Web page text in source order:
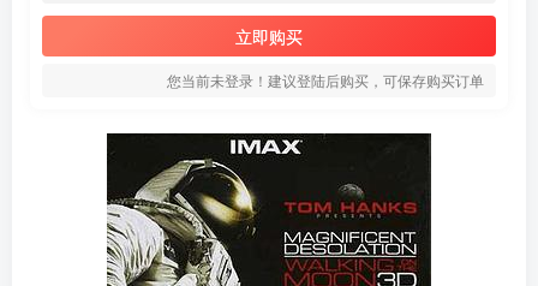
立即购买
您当前未登录！建议登陆后购买，可保存购买订单